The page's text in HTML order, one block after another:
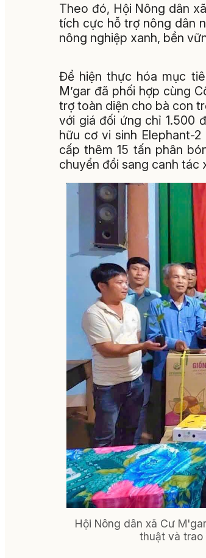
Theo đó, Hội Nông dân
tích cực hỗ trợ nông dân
nông nghiệp xanh, bền
Để hiện thực hóa mục
M’gar đã phối hợp cùng
trợ toàn diện cho bà con
với giá đối ứng chỉ 1.500
hữu cơ vi sinh Elephant-
cấp thêm 15 tấn phân
chuyển đổi sang canh tác
Hội Nông dân xã Cư
thuật và trao